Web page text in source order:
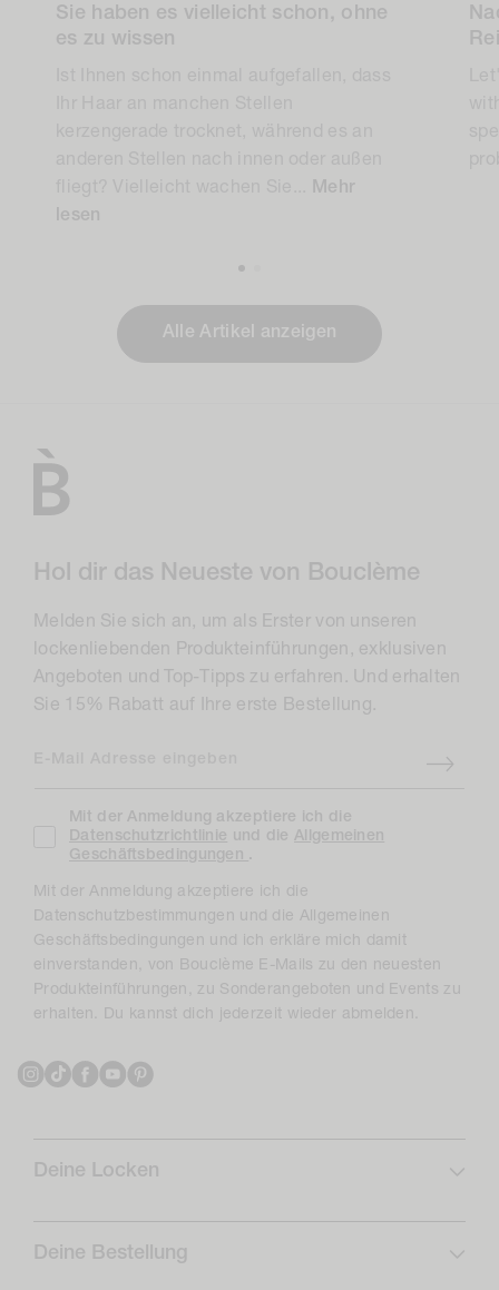
Sie haben es vielleicht schon, ohne
es zu wissen
Mehr
lesen
Alle Artikel anzeigen
Hol dir das Neueste von Bouclème
Melden Sie sich an, um als Erster von unseren
lockenliebenden Produkteinführungen, exklusiven
Angeboten und Top-Tipps zu erfahren. Und erhalten
Sie 15% Rabatt auf Ihre erste Bestellung.
Mit der Anmeldung akzeptiere ich die
Datenschutzrichtlinie und die Allgemeinen
Geschäftsbedingungen .
Mit der Anmeldung akzeptiere ich die
Datenschutzbestimmungen und die Allgemeinen
Geschäftsbedingungen und ich erkläre mich damit
einverstanden, von Bouclème E-Mails zu den neuesten
Produkteinführungen, zu Sonderangeboten und Events zu
erhalten. Du kannst dich jederzeit wieder abmelden.
Instagram
TikTokFacebook
YouTube
Deine Locken
Lockenprofil
Lockenpflege
Deine Bestellung